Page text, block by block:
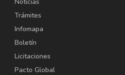
Trámites
Infomapa
Boletín
Licitaciones
Pacto Global